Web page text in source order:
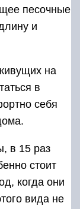
песочные
и
на
в
себя
в 15 раз
стоит
когда они
вида не